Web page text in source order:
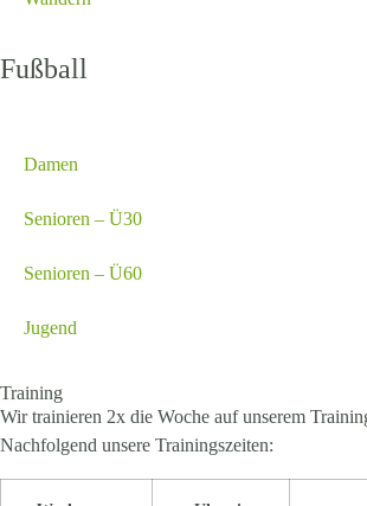
Fußball
Damen
Senioren – Ü30
Senioren – Ü60
Jugend
Training
Wir trainieren 2x die Woche auf unserem
Nachfolgend unsere Trainingszeiten: